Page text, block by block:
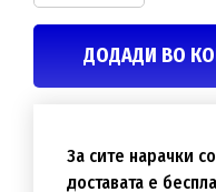
ДОДАДИ ВО
За сите нарачки
доставата е